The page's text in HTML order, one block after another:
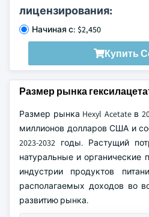
лицензирования:
Начиная с: $2,450
Купить
Размер рынка
Размер рынка Hexyl Acetate в
миллионов долларов США и
2023-2032 годы. Растущий
натуральные и
индустрии продуктов
располагаемых доходов во
развитию рынка.